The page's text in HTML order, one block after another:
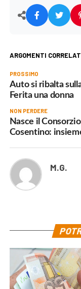
ARGOMENTI
PROSSIMO
Auto si ribalta
Ferita una donna
NON PERDERE
Nasce il
Cosentino:
M.G.